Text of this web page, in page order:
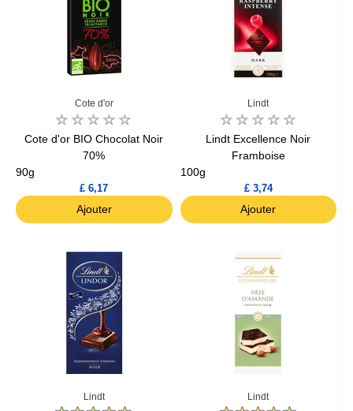
Cote d'or
Cote d'or BIO Chocolat Noir
70%
90g
£ 6,17
Ajouter
Lindt
Lindt Excellence Noir
Framboise
100g
£ 3,74
Ajouter
Lindt Lindt